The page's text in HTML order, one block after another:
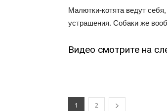
Малютки-котята ведут
устрашения. Собаки же
Видео смотрите на
1 2